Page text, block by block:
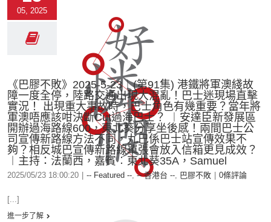
05, 2025
《巴膠不敗》2025-5-23︱(第91集) 港鐵將軍澳綫故
障一度全停，陸路交通出現大混亂！巴士迷現場直擊
實況！ 出現重大事故時，巴士角色有幾重要？當年將
軍澳唔應該咁決斷Cut過海巴士？ ︱安達臣新發展區
開辦過海路線600，東北葵分享坐後感！兩間巴士公
司宣傳新路線方法不同，九巴係巴士站宣傳效果不
夠？相反城巴宣傳新路線單張會放入信箱更見成效？
︱主持：法蘭西，嘉賓︰東北葵35A，Samuel
2025/05/23 18:00:20 -- Featured --,-- 香港台 --, 巴膠不敗 0條評論
[...]
進一步了解